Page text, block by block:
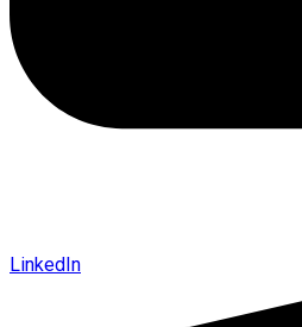
LinkedIn